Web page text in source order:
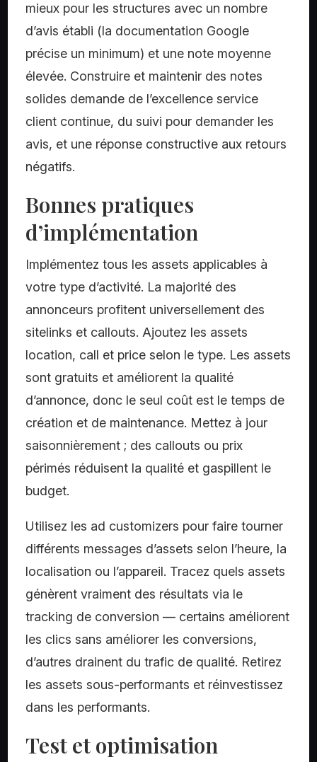
mieux pour les structures avec un nombre
d’avis établi (la documentation Google
précise un minimum) et une note moyenne
élevée. Construire et maintenir des notes
solides demande de l’excellence service
client continue, du suivi pour demander les
avis, et une réponse constructive aux retours
négatifs.
Bonnes pratiques
d’implémentation
Implémentez tous les assets applicables à
votre type d’activité. La majorité des
annonceurs profitent universellement des
sitelinks et callouts. Ajoutez les assets
location, call et price selon le type. Les assets
sont gratuits et améliorent la qualité
d’annonce, donc le seul coût est le temps de
création et de maintenance. Mettez à jour
saisonnièrement ; des callouts ou prix
périmés réduisent la qualité et gaspillent le
budget.
Utilisez les ad customizers pour faire tourner
différents messages d’assets selon l’heure, la
localisation ou l’appareil. Tracez quels assets
génèrent vraiment des résultats via le
tracking de conversion — certains améliorent
les clics sans améliorer les conversions,
d’autres drainent du trafic de qualité. Retirez
les assets sous-performants et réinvestissez
dans les performants.
Test et optimisation